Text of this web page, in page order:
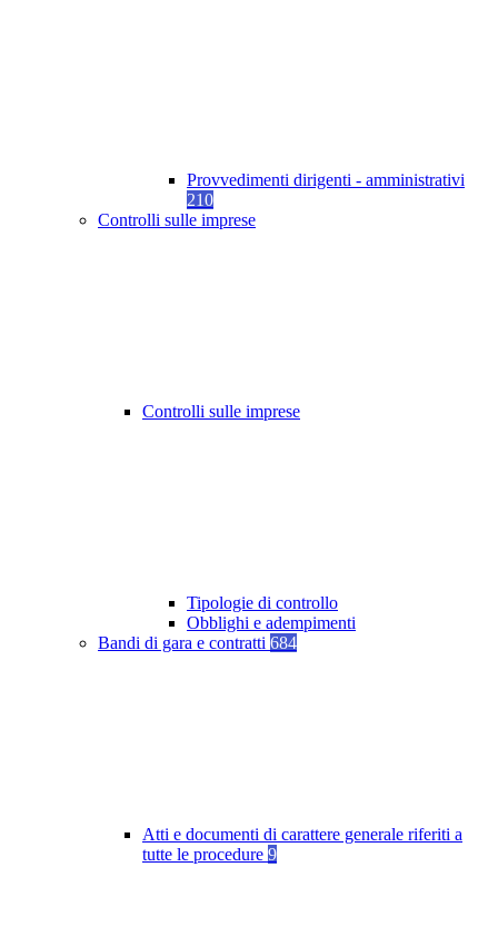
Provvedimenti dirigenti - amministrativi
210
Controlli sulle imprese
Controlli sulle imprese
Tipologie di controllo
Obblighi e adempimenti
Bandi di gara e contratti 684
Atti e documenti di carattere generale riferiti a
tutte le procedure 9